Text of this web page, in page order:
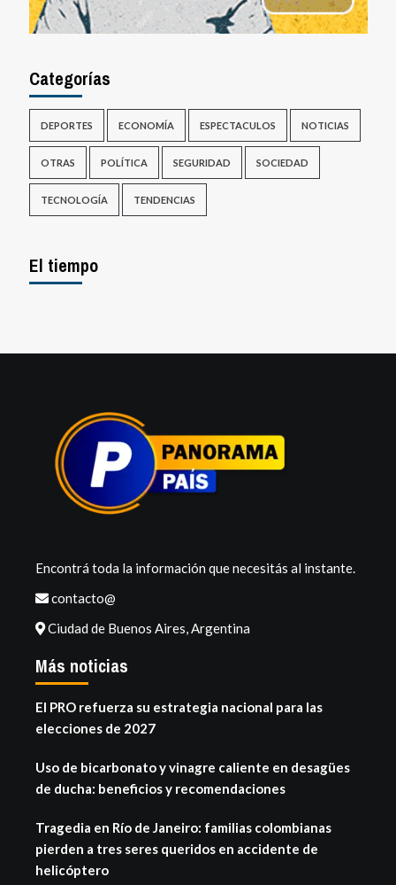
Categorías
DEPORTES ECONOMÍA ESPECTACULOS NOTICIAS
OTRAS POLÍTICA SEGURIDAD SOCIEDAD
TECNOLOGÍA TENDENCIAS
El tiempo
Encontrá toda la información que necesitás al instante.
contacto@
Ciudad de Buenos Aires, Argentina
Más noticias
El PRO refuerza su estrategia nacional para las
elecciones de 2027
Uso de bicarbonato y vinagre caliente en desagües
de ducha: beneficios y recomendaciones
Tragedia en Río de Janeiro: familias colombianas
pierden a tres seres queridos en accidente de
helicóptero